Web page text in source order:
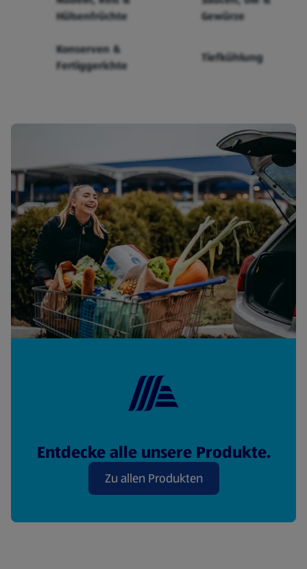
Hülsenfrüchte
Gewürze
Konserven &
Fertiggerichte
Tiefkühlung
Entdecke alle unsere Produkte.
Zu allen Produkten